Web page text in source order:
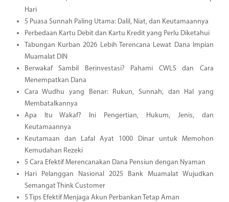
Hari
5 Puasa Sunnah Paling Utama: Dalil, Niat, dan Keutamaannya
Perbedaan Kartu Debit dan Kartu Kredit yang Perlu Diketahui
Tabungan Kurban 2026 Lebih Terencana Lewat Dana Impian
Muamalat DIN
Berwakaf Sambil Berinvestasi? Pahami CWLS dan Cara
Menempatkan Dana
Cara Wudhu yang Benar: Rukun, Sunnah, dan Hal yang
Membatalkannya
Apa Itu Wakaf? Ini Pengertian, Hukum, Jenis, dan
Keutamaannya
Keutamaan dan Lafal Ayat 1000 Dinar untuk Memohon
Kemudahan Rezeki
5 Cara Efektif Merencanakan Dana Pensiun dengan Nyaman
Hari Pelanggan Nasional 2025 Bank Muamalat Wujudkan
Semangat Think Customer
5 Tips Efektif Menjaga Akun Perbankan Tetap Aman